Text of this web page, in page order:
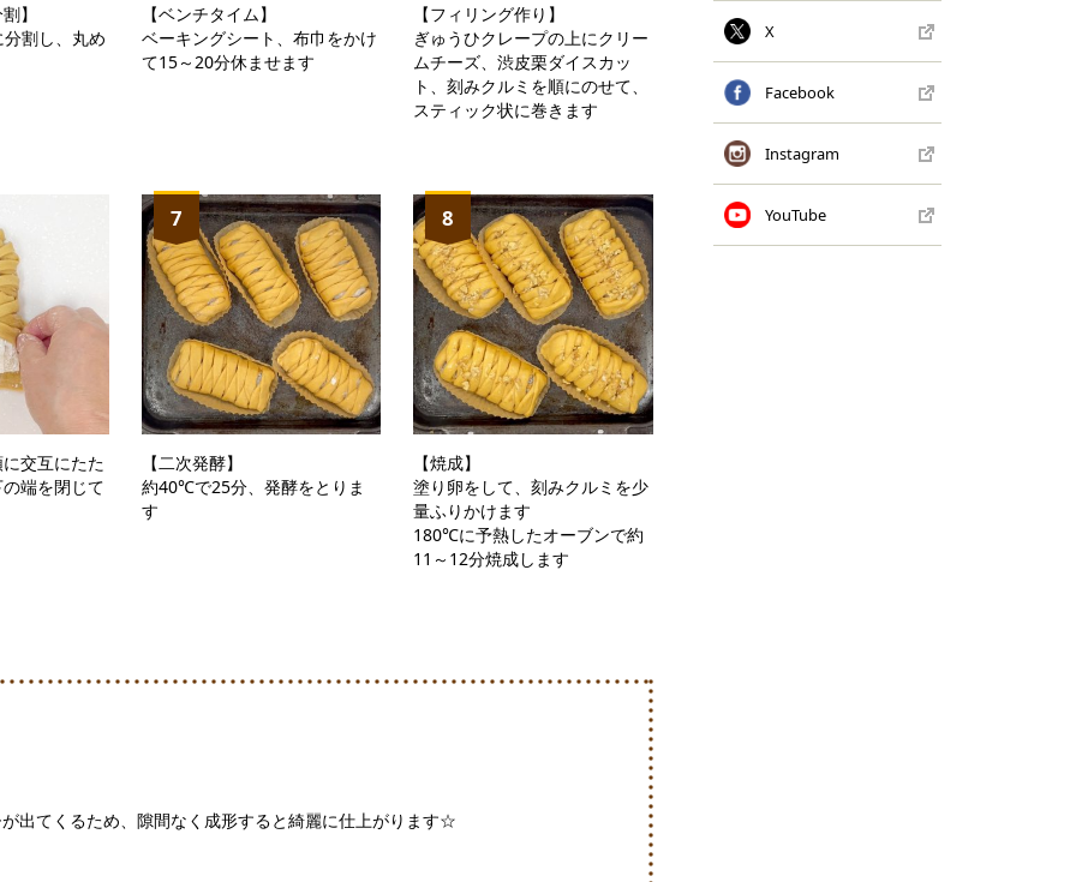
】
割し、丸め
【ベンチタイム】
ベーキングシート、布巾をかけ
て15～20分休ませます
【フィリング作り】
ぎゅうひクレープの上にクリー
ムチーズ、渋皮栗ダイスカッ
ト、刻みクルミを順にのせて、
スティック状に巻きます
交互にたた
端を閉じて
7
【二次発酵】
約40℃で25分、発酵をとりま
す
8
【焼成】
塗り卵をして、刻みクルミを少
量ふりかけます
180℃に予熱したオーブンで約
11～12分焼成します
出てくるため、隙間なく成形すると綺麗に仕上がります☆
X
Facebook
Instagram
YouTube